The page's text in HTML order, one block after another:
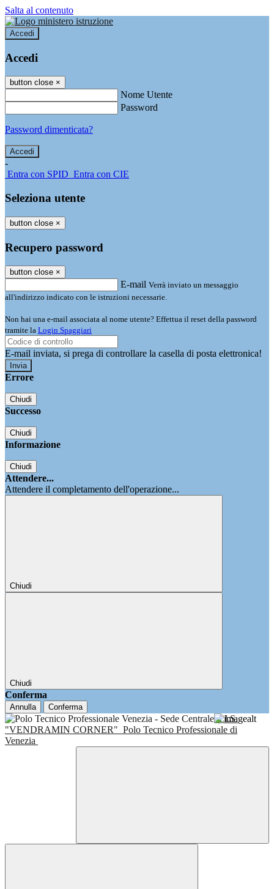
Salta al contenuto
Accedi
Accedi
button close ×
Nome Utente
Password
Password dimenticata?
-
Entra con SPID Entra con CIE
Seleziona utente
button close ×
Recupero password
button close ×
E-mail Verrà inviato un messaggio
all'indirizzo indicato con le istruzioni necessarie.
Non hai una e-mail associata al nome utente? Effettua il reset della password
tramite la Login Spaggiari
E-mail inviata, si prega di controllare la casella di posta elettronica!
Errore
Chiudi
Successo
Chiudi
Informazione
Chiudi
Attendere...
Attendere il completamento dell'operazione...
Chiudi
Chiudi
Conferma
Annulla Conferma
I.I.S.
"VENDRAMIN CORNER" Polo Tecnico Professionale di
Venezia